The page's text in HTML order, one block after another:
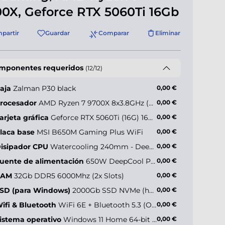
Master
600
Geforce RTX 5060Ti 16Gb
Guardar Comparar Eliminar
requeridos (12/12)
Zalman P30 black 0,00 €
AMD Ryzen 7 9700X 8x3.8GHz (max 5.5GHz) 0,00 €
gráfica Geforce RTX 5060Ti (16G) 16Gb 0,00 €
base MSI B650M Gaming Plus WiFi 0,00 €
CPU Watercooling 240mm - Deepcool LE240 V2 ARGB 0,00 €
de alimentación 650W DeepCool PL650-D (80+ Bronze) 0,00 €
32Gb DDR5 6000Mhz (2x Slots) 0,00 €
(para Windows) 2000Gb SSD NVMe (hasta 5000MB/s) 0,00 €
& Bluetooth WiFi 6E + Bluetooth 5.3 (Onboard)0,00 €
operativo Windows 11 Home 64-bit ES0,00 €